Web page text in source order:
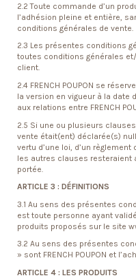
2.2 Toute commande d’un
l’adhésion pleine et entière,
conditions générales de vente.
2.3 Les présentes conditions
toutes conditions générales
client.
2.4 FRENCH POUPON se
la version en vigueur à la date
aux relations entre FRENCH
2.5 Si une ou plusieurs
vente était(ent) déclarée(s)
vertu d’une loi, d’un
les autres clauses resteraient
portée.
ARTICLE 3 : DÉFINITIONS
3.1 Au sens des présentes
est toute personne ayant
produits proposés sur le site
3.2 Au sens des présentes
» sont FRENCH POUPON et
ARTICLE 4 : LES PRODUITS